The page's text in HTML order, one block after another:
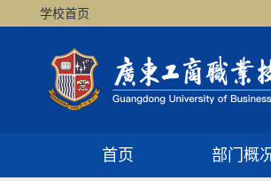
学校首页
首页 部门概